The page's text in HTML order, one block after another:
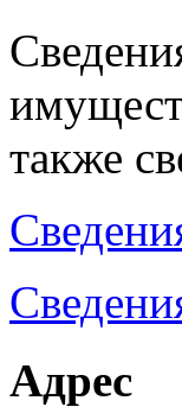
также
Адрес